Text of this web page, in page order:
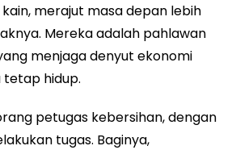
merajut masa depan lebih
Mereka adalah pahlawan
menjaga denyut ekonomi
hidup.
petugas kebersihan, dengan
tugas. Baginya,